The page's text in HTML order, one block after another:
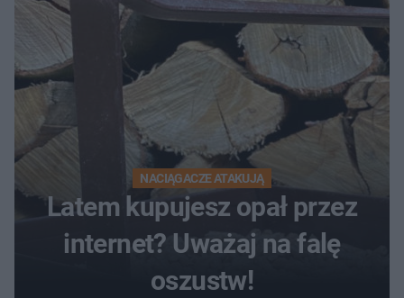
NACIĄGACZE ATAKUJĄ
Latem kupujesz opał przez
internet? Uważaj na falę
oszustw!